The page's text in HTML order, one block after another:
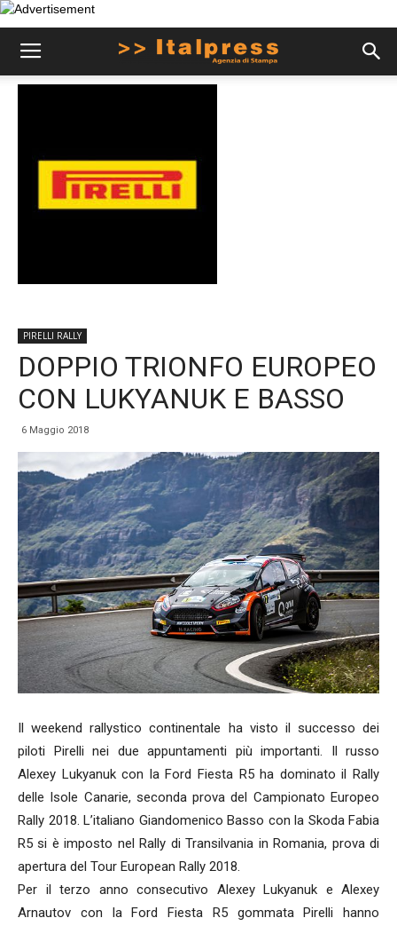
PIRELLI RALLY
DOPPIO TRIONFO EUROPEO
CON LUKYANUK E BASSO
6 Maggio 2018
Il weekend rallystico continentale ha visto il successo dei
piloti Pirelli nei due appuntamenti più importanti. Il russo
Alexey Lukyanuk con la Ford Fiesta R5 ha dominato il Rally
delle Isole Canarie, seconda prova del Campionato Europeo
Rally 2018. L’italiano Giandomenico Basso con la Skoda Fabia
R5 si è imposto nel Rally di Transilvania in Romania, prova di
apertura del Tour European Rally 2018.
Per il terzo anno consecutivo Alexey Lukyanuk e Alexey
Arnautov con la Ford Fiesta R5 gommata Pirelli hanno